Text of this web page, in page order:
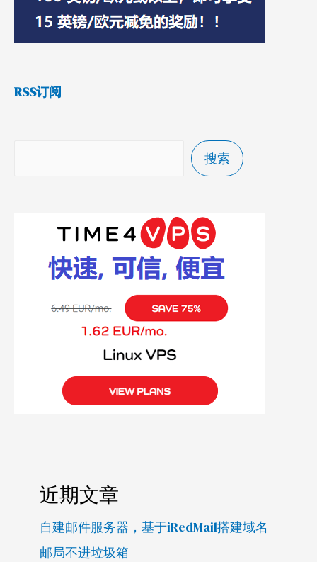
RSS订阅
搜索
近期文章
自建邮件服务器，基于iRedMail搭建域名
邮局不进垃圾箱